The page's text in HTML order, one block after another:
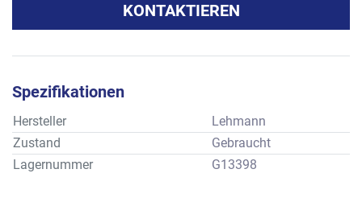
KONTAKTIEREN
Spezifikationen
Hersteller
Lehmann
Zustand
Gebraucht
Lagernummer
G13398